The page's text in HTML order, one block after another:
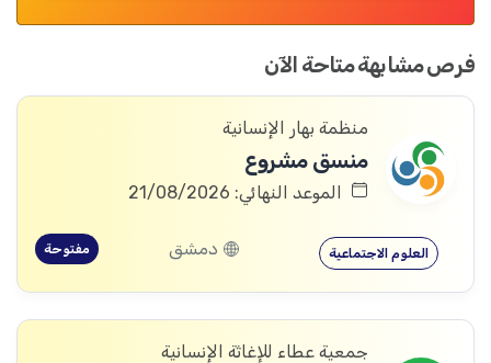
فرص مشابهة متاحة الآن
منظمة بهار الإنسانية
منسق مشروع
الموعد النهائي: 21/08/2026
العلوم الاجتماعية دمشق مفتوحة
جمعية عطاء للإغاثة الإنسانية